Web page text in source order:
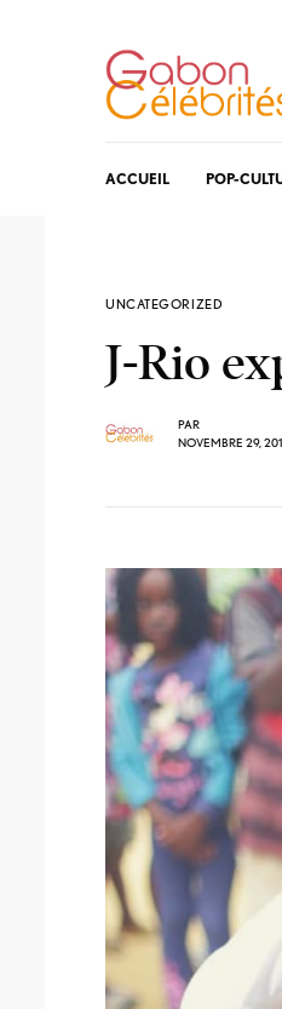
ACCUEIL POP-
UNCATEGORIZED
J-Rio
PAR
NOVEMBRE 29,